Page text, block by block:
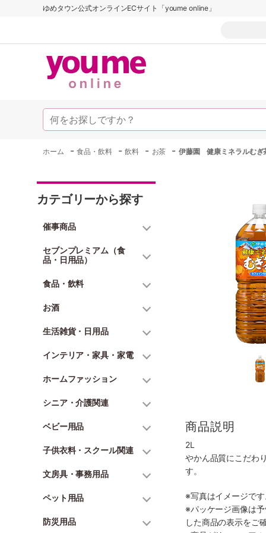
ゆめタウン公式オンラインECサイト「youme online」
ホーム -食品・飲料 -飲料 - お茶 - 伊藤園 健康ミネラルむ
カテゴリーから探す
催事商品
セブンプレミアム（食
品・日用品）
食品・飲料
お酒
生活雑貨・日用品
インテリア・家具・家電
ホームファッション
シニア・介護関連
ベビー用品
子供衣料・スクール関連
文房具・事務用品
ペット用品
防災用品
商品説明
2L
やかん品質にこだわ
す。
※写真はイメージで
※パッケージ画像は
した商品の表示をご